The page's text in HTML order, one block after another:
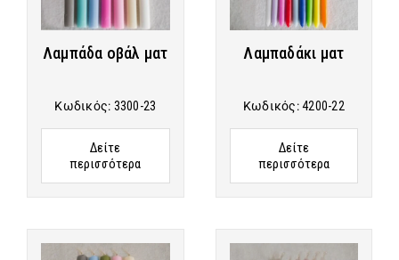
Λαμπάδα οβάλ ματ
Κωδικός: 3300-23
Δείτε
περισσότερα
Λαμπαδάκι ματ
Κωδικός:4200-22
Δείτε
περισσότερα